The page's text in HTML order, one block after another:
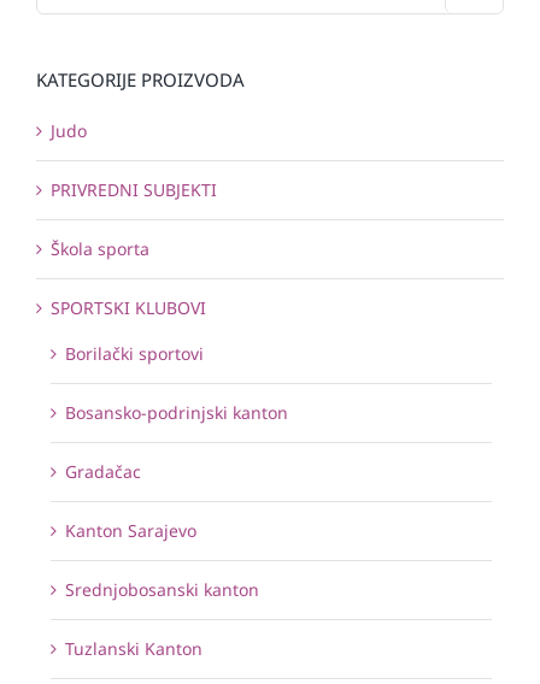
KATEGORIJE PROIZVODA
Judo
PRIVREDNI SUBJEKTI
Škola sporta
SPORTSKI KLUBOVI
Borilački sportovi
Bosansko-podrinjski kanton
Gradačac
Kanton Sarajevo
Srednjobosanski kanton
Tuzlanski Kanton